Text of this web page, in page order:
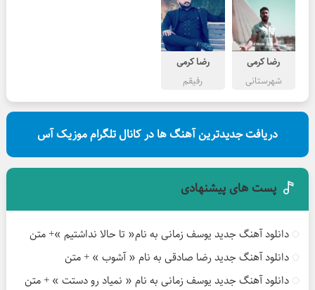
رضا کرمی
شهرستانی
رضا کرمی
رفیقم
دریافت جدیدترین آهنگ ها در کانال تلگرام موزیک آس
پست های پیشنهادی
دانلود آهنگ جدید یوسف زمانی به نام« تا حالا نداشتیم »+ متن
دانلود آهنگ جدید رضا صادقی به نام « آشوب » + متن
دانلود آهنگ جدید یوسف زمانی به نام « نمیاد رو دستت » + متن